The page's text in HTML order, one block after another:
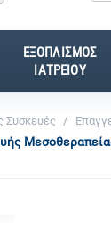
ΕΞΟΠΛΙΣΜΟΣ
ΙΑΤΡΕΙΟΥ
Συσκευές /